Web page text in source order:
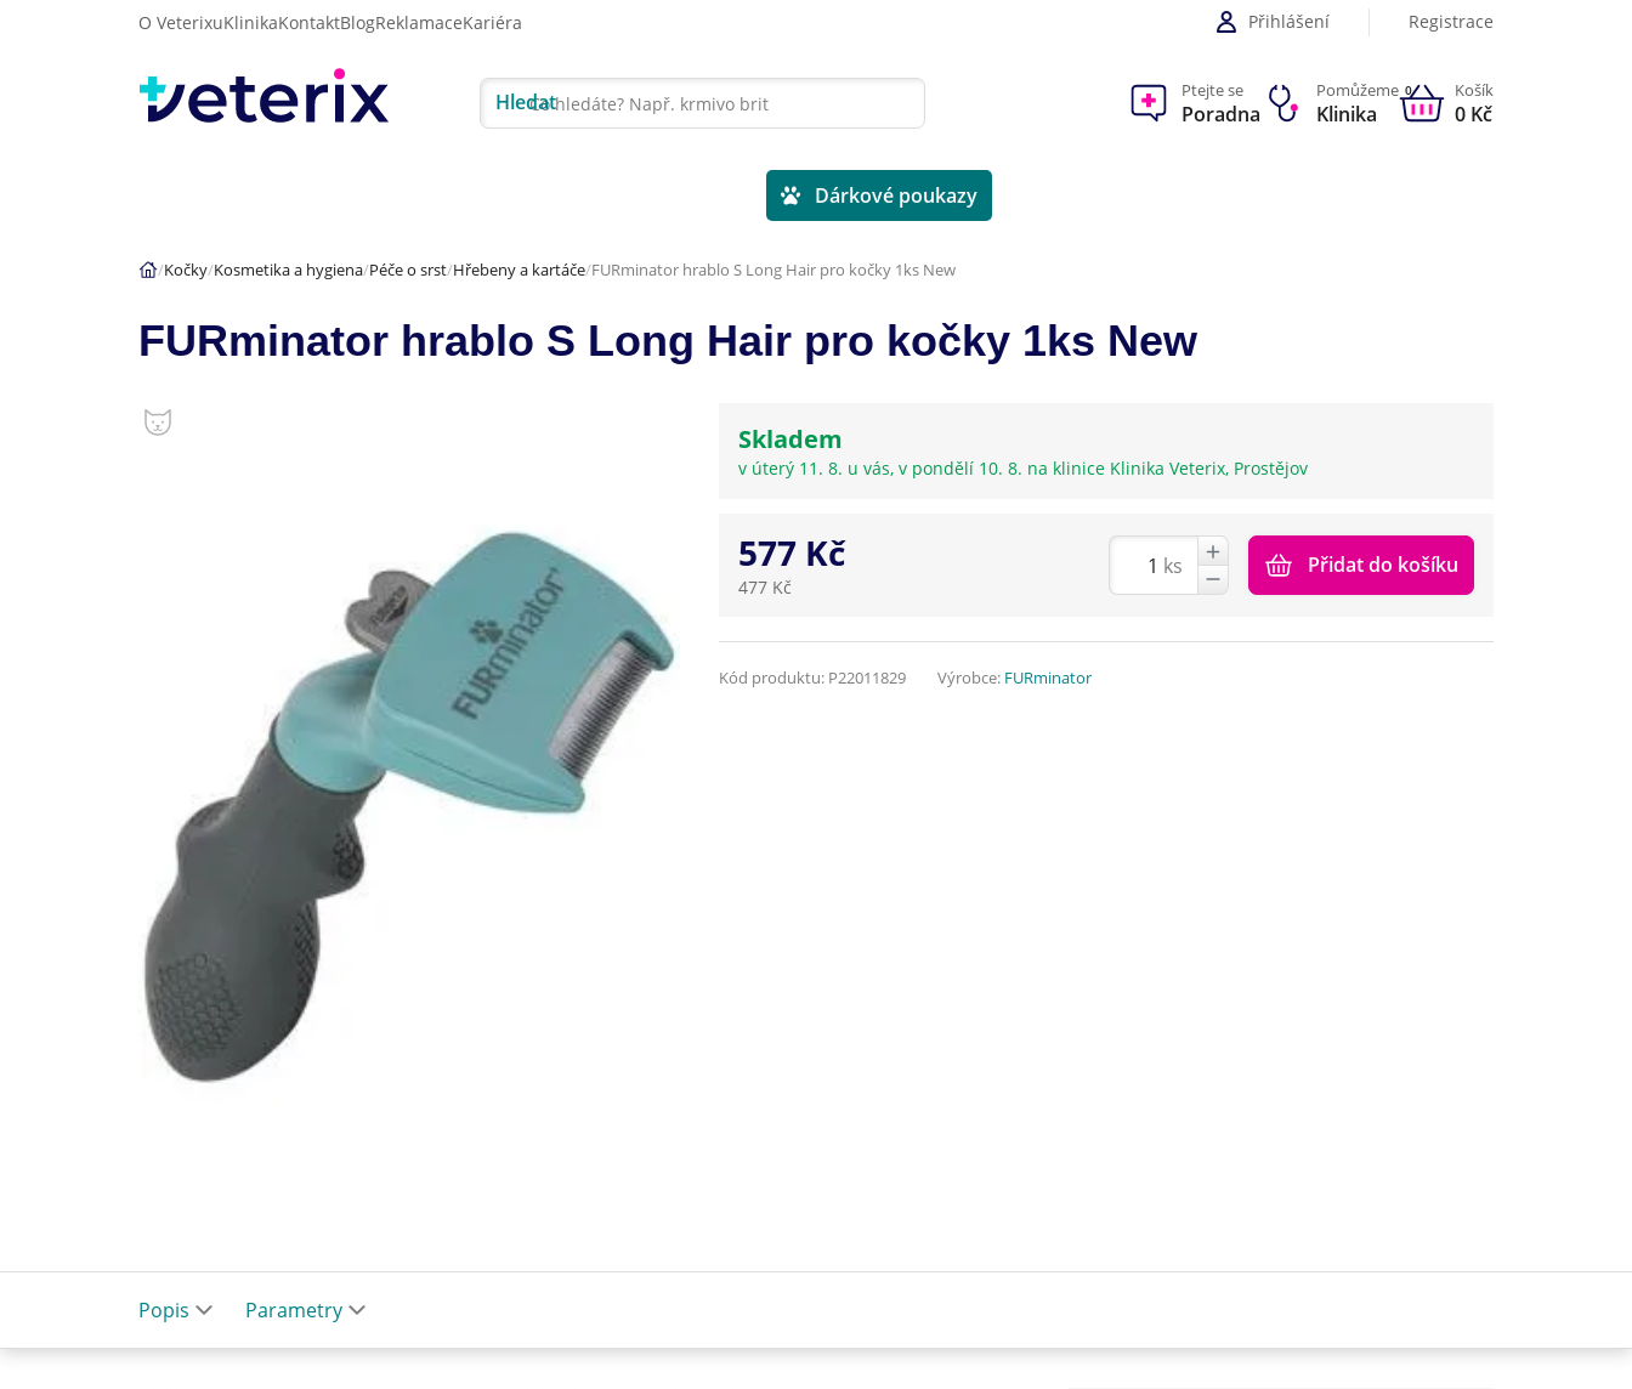
O VeterixuKlinikaKontaktBlogReklamaceKariéra Přihlášení Registrace
Hledat Ptejte se
Poradna
Pomůžeme
Klinika
0 Košík
0 Kč
Dárkové poukazy
Kočky Kosmetika a hygiena Péče o srst Hřebeny a kartáče FURminator hrablo S Long Hair pro kočky 1ks New
FURminator hrablo S Long Hair pro kočky 1ks New
Skladem
v úterý 11. 8. u vás, v pondělí 10. 8. na klinice Klinika Veterix, Prostějov
577 Kč
477 Kč
ks Přidat do košíku
Kód produktu: P22011829 Výrobce: FURminator
Popis Parametry